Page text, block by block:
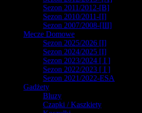
Sezon 2011/2012-[B]
Sezon 2010/2011-[I]
Sezon 2007/2008-[III]
Mecze Domowe
Sezon 2025/2026 [I]
Sezon 2024/2025 [I]
Sezon 2023/2024 [ I ]
Sezon 2022/2023 [ I ]
Sezon 2021/2022-ESA
Gadżety
Bluzy
Czapki / Kaszkiety